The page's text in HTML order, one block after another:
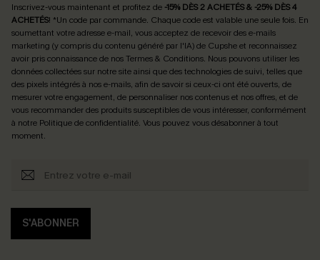
Inscrivez-vous maintenant et profitez de -15% DÈS 2 ACHETÉS & -25% DÈS 4
ACHETÉS! *Un code par commande. Chaque code est valable une seule fois. En
soumettant votre adresse e-mail, vous acceptez de recevoir des e-mails
marketing (y compris du contenu généré par l'IA) de Cupshe et reconnaissez
avoir pris connaissance de nosTermes & Conditions. Nous pouvons utiliser les
données collectées sur notre site ainsi que des technologies de suivi, telles que
des pixels intégrés à nos e-mails, afin de savoir si ceux-ci ont été ouverts, de
mesurer votre engagement, de personnaliser nos contenus et nos offres, et de
vous recommander des produits susceptibles de vous intéresser, conformément
à notre Politique de confidentialité. Vous pouvez vous désabonner à tout
moment.
S'ABONNER